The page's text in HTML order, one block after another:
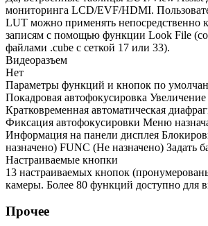
мониторинга LCD/EVF/HDMI.
LUT можно применять непосредственно
записям с помощью функции Look File
файлами .cube с сеткой 17 или 33).
Видеоразъем
Нет
Параметры функций и кнопок по
Покадровая автофокусировка
Кратковременная автоматическая
Фиксация автофокусировки Меню
Информация на панели дисплея
назначено) FUNC (Не назначено) Задать
Настраиваемые кнопки
13 настраиваемых кнопок
камеры. Более 80 функций доступно для
Прочее